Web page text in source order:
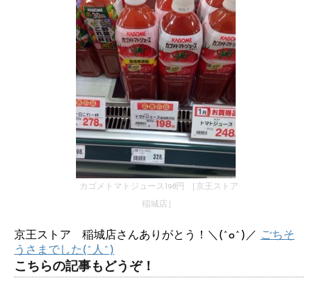
カゴメトマトジュース198円 ［京王ストア
稲城店］
京王ストア 稲城店さんありがとう！＼(^o^)／
ごちそ
うさまでした(^人^)
こちらの記事もどうぞ！